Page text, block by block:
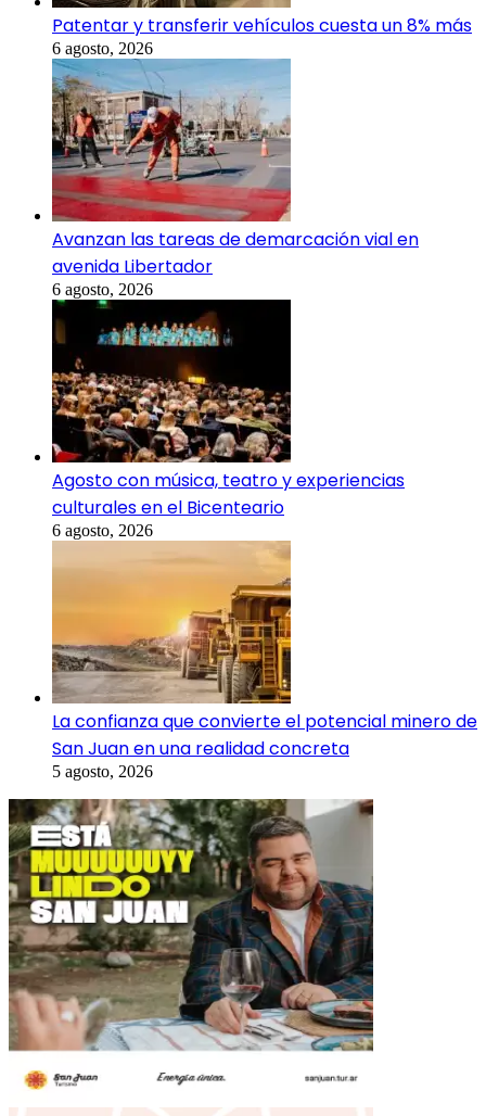
Patentar y transferir vehículos cuesta un 8% más
6 agosto, 2026
Avanzan las tareas de demarcación vial en
avenida Libertador
6 agosto, 2026
Agosto con música, teatro y experiencias
culturales en el Bicenteario
6 agosto, 2026
La confianza que convierte el potencial minero de
San Juan en una realidad concreta
5 agosto, 2026